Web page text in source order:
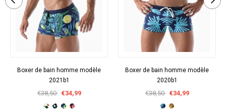
Boxer de bain homme modèle
2021b1
€38,50 €34,99
Boxer de bain homme modèle
2020b1
€38,50 €34,99